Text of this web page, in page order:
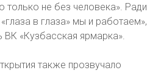
только не без человека». Ради
в глаза» мы и работаем»,
ВК «Кузбасская ярмарка».
также прозвучало